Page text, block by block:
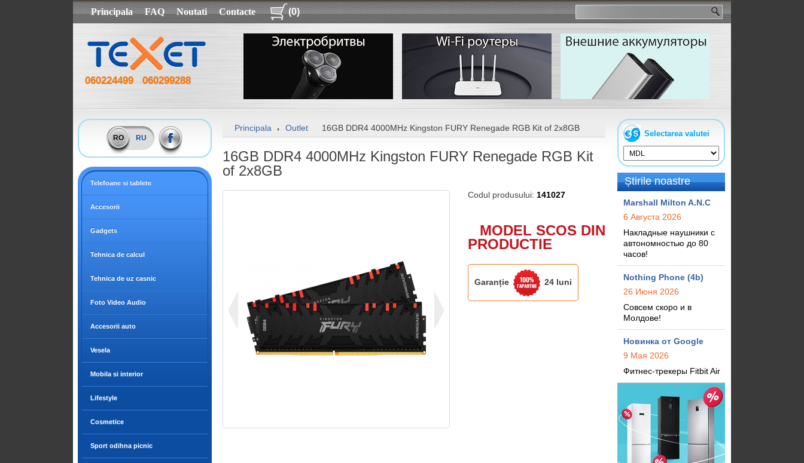
Principala FAQ Noutati Contacte (0)
060224499 060299288
RO RU
Telefoane si tablete
Accesorii
Gadgets
Tehnica de calcul
Tehnica de uz casnic
Foto Video Audio
Accesorii auto
Vesela
Mobila si interior
Lifestyle
Cosmetice
Sport odihna picnic
Principala Outlet 16GB DDR4 4000MHz Kingston FURY Renegade RGB Kit of 2x8GB
16GB DDR4 4000MHz Kingston FURY Renegade RGB Kit
of 2x8GB
Codul produsului: 141027
MODEL SCOS DIN
PRODUCTIE
Garanție 24 luni
Selectarea valutei
Știrile noastre
Marshall Milton A.N.C
6 Августа 2026
Накладные наушники с
автономностью до 80
часов!
Nothing Phone (4b)
26 Июня 2026
Совсем скоро и в
Молдове!
Новинка от Google
9 Мая 2026
Фитнес-трекеры Fitbit Air